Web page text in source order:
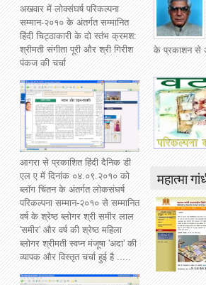
के प्रकाशन से
महात्मा
अखवार में लोक्संघर्ष परिकल्पना
सम्मान-२०१० के अंतर्गत सम्मानित
हिंदी चिट्ठाकारी के दो स्तंभ क्रमश:
श्रीमती संगीता पूरी और श्री गिरीश
पंकज की चर्चा
आगरा से प्रकाशित हिंदी दैनिक डी
एल ए में दिनांक ०४.०९.२०१० को
ब्लॉग चिंतन के अंतर्गत लोकसंघर्ष
परिकल्पना सम्मान-२०१० से सम्मानित
वर्ष के श्रेष्ठ ब्लोगर श्री समीर लाल
'समीर' और वर्ष की श्रेष्ठ महिला
ब्लोगर श्रीमती स्वप्न मंजूषा 'अदा' की
व्यापक और विस्तृत चर्चा हुई है .....